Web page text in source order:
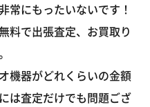
常にもったいないです！
料で出張査定、お買取り
機器がどれくらいの金額
は査定だけでも問題ござ